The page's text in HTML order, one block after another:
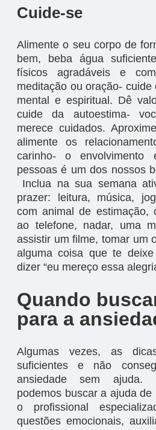
Cuide-se
Alimente o seu corpo de
bem, beba água
físicos agradáveis e
meditação ou oração-
mental e espiritual. Dê
cuide da autoestima-
merece cuidados.
alimente os
carinho- o envolvimento
pessoas é um dos nossos
Inclua na sua semana
prazer: leitura, música,
com animal de estimação,
ao telefone, nadar, uma
assistir um filme, tomar um
alguma coisa que te
dizer “eu mereço essa
Quando
para a
Algumas vezes, as
suficientes e não
ansiedade sem ajuda.
podemos buscar a ajuda
o profissional
questões emocionais,